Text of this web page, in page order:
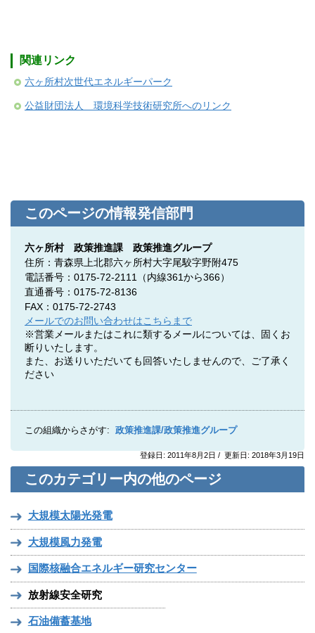
関連リンク
六ヶ所村次世代エネルギーパーク
公益財団法人 環境科学技術研究所へのリンク
このページの情報発信部門
六ヶ所村 政策推進課 政策推進グループ
住所：青森県上北郡六ヶ所村大字尾駮字野附475
電話番号：0175-72-2111 （内線361から366）
直通番号：0175-72-8136
FAX：0175-72-2743
メールでのお問い合わせはこちらまで
※営業メールまたはこれに類するメールについては、固くお
断りいたします。
また、お送りいただいても回答いたしませんので、ご了承く
ださい
この組織からさがす: 政策推進課/政策推進グループ
登録日: 2011年8月2日 / 更新日: 2018年3月19日
このカテゴリー内の他のページ
大規模太陽光発電
大規模風力発電
国際核融合エネルギー研究センター
放射線安全研究
石油備蓄基地